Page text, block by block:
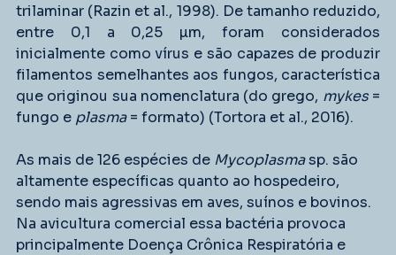
trilaminar (Razin et al., 1998). De tamanho reduzido,
entre 0,1 a 0,25 µm, foram considerados
inicialmente como vírus e são capazes de produzir
filamentos semelhantes aos fungos, característica
que originou sua nomenclatura (do grego, mykes =
fungo e plasma = formato) (Tortora et al., 2016).
As mais de 126 espécies de Mycoplasma sp. são
altamente específicas quanto ao hospedeiro,
sendo mais agressivas em aves, suínos e bovinos.
Na avicultura comercial essa bactéria provoca
principalmente Doença Crônica Respiratória e